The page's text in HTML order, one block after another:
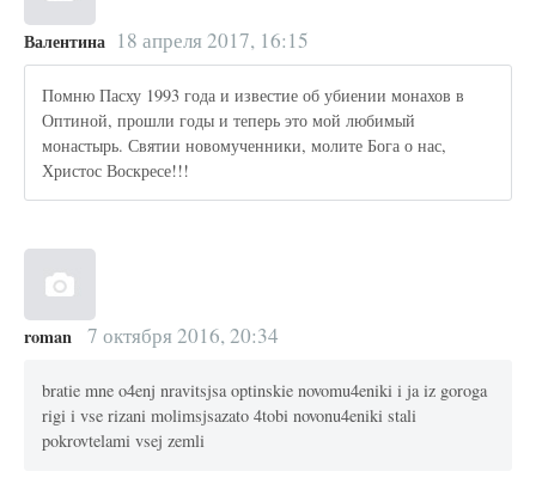
Валентина 18 апреля 2017, 16:15
Помню Пасху 1993 года и известие об убиении монахов в
Оптиной, прошли годы и теперь это мой любимый
монастырь. Святии новомученники, молите Бога о нас,
Христос Воскресе!!!
roman 7 октября 2016, 20:34
bratie mne o4enj nravitsjsa optinskie novomu4eniki i ja iz goroga
rigi i vse rizani molimsjsazato 4tobi novonu4eniki stali
pokrovtelami vsej zemli